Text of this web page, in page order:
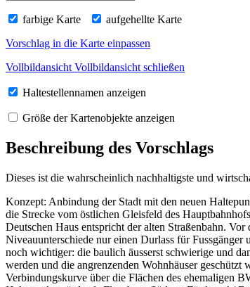
farbige Karte
aufgehellte Karte
Vorschlag in die Karte einpassen
Vollbildansicht Vollbildansicht schließen
Haltestellennamen anzeigen
Größe der Kartenobjekte anzeigen
Beschreibung des Vorschlags
Dieses ist die wahrscheinlich nachhaltigste und
Konzept: Anbindung der Stadt mit den neuen
die Strecke vom östlichen Gleisfeld des
Deutschen Haus entspricht der alten Straßenbahn.
Niveauunterschiede nur einen Durlass für
noch wichtiger: die baulich äusserst schwierige und
werden und die angrenzenden Wohnhäuser
Verbindungskurve über die Flächen des ehemaligen